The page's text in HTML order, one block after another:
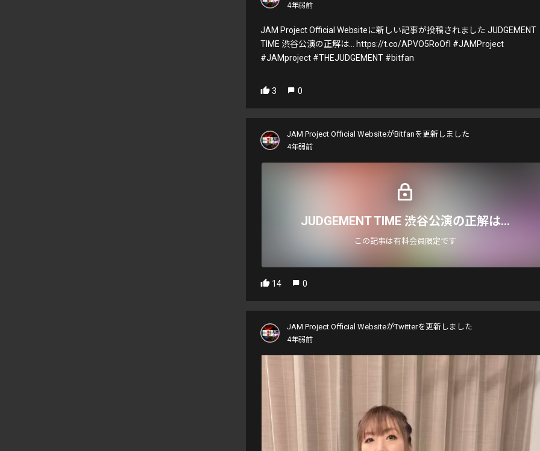
4年弱前
JAM Project Official Websiteに新しい記事が投稿されました JUDGEMENT
TIME 渋谷公演の正解は… https://t.co/APVO5RoOfI #JAMProject
#JAMproject #THEJUDGEMENT #bitfan
3 0
JAM Project Official WebsiteがBitfanを更新しました
4年弱前
JUDGEMENT TIME 渋谷公演の正解は…
この記事は有料会員限定です
14 0
JAM Project Official WebsiteがTwitterを更新しました
4年弱前